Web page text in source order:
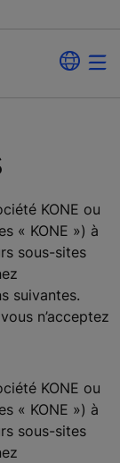
KONE ou
« KONE ») à
sous-sites
suivantes.
n’acceptez
KONE ou
« KONE ») à
sous-sites